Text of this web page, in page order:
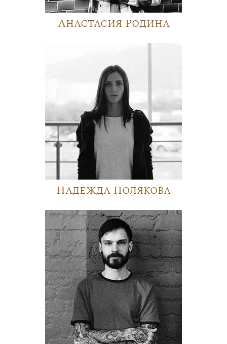
Анастасия Родина
Надежда Полякова